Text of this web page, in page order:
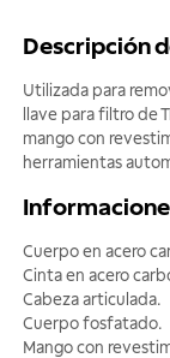
Descripción
Utilizada para
llave para filtro de
mango con
herramientas
Cuerpo en acero
Cinta en acero
Cabeza articulada.
Cuerpo fosfatado.
Mango con